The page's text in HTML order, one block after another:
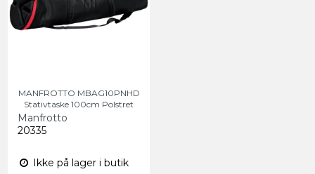
MANFROTTO MBAG10PNHD
Stativtaske 100cm Polstret
Manfrotto
20335
Ikke på lager i butik